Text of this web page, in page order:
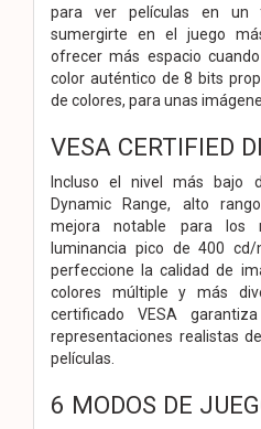
para ver películas en un
sumergirte en el juego
ofrecer más espacio
color auténtico de 8 bits
de colores, para unas
VESA CERTIFIED
Incluso el nivel más bajo
Dynamic Range, alto
mejora notable para los
luminancia pico de 400
perfeccione la calidad de
colores múltiple y más
certificado VESA
representaciones realistas
películas.
6 MODOS DE